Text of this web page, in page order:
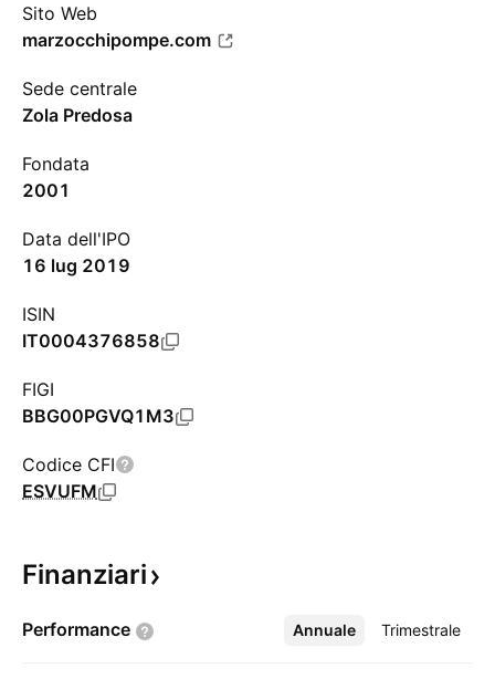
Sito Web
marzocchipompe.com
Sede centrale
Zola Predosa
Fondata
2001
Data dell'IPO
16 lug 2019
ISIN
IT0004376858
FIGI
BBG00PGVQ1M3
Codice CFI
ESVUFM
Finanziari
Performance Annuale Trimestrale
Altro